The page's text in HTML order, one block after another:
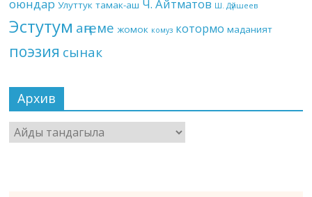
оюндар Улуттук тамак-аш Ч. Айтматов Ш. Дүйшеев
Эстутум аңгеме жомок комуз котормо маданият
поэзия сынак
Архив
Архив